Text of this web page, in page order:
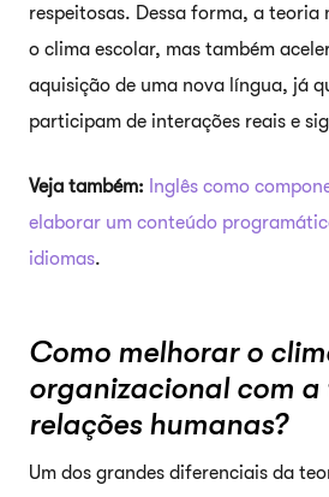
respeitosas. Dessa forma, a teoria
o clima escolar, mas também
aquisição de uma nova língua, já
participam de interações reais e
Veja também: Inglês como
elaborar um conteúdo
idiomas.
Como melhorar o
organizacional com a
relações humanas?
Um dos grandes diferenciais da